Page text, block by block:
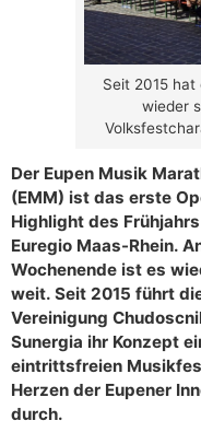
Seit 2015 hat
wieder
Der Eupen Musik
(EMM) ist das erste
Highlight des
Euregio Maas-Rhein.
Wochenende ist es
weit. Seit 2015 führt
Vereinigung
Sunergia ihr Konzept
eintrittsfreien
Herzen der Eupener
durch.